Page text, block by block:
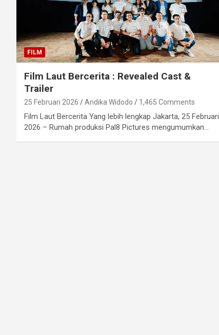
FILM
Film Laut Bercerita : Revealed Cast &
Trailer
25 Februari 2026 Andika Widodo 1,465 Comments
Film Laut Bercerita Yang lebih lengkap Jakarta, 25 Februari
2026 – Rumah produksi Pal8 Pictures mengumumkan…